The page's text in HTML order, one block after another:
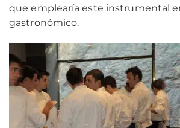
que emplearía este instrumental
gastronómico.